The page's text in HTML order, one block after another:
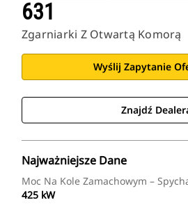
631
Zgarniarki Z Otwartą Komorą
Wyślij Zapytanie
Znajdź
Najważniejsze Dane
Moc Na Kole Zamachowym –
425 kW